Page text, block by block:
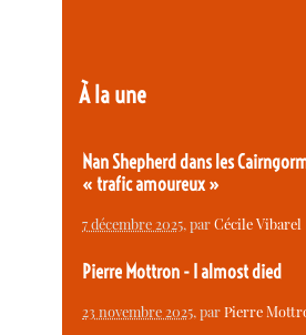
À la une
Nan Shepherd dans les
« trafic amoureux »
7 décembre 2025, parCécile Vibarel
Pierre Mottron - I almost died
23 novembre 2025, parPierre